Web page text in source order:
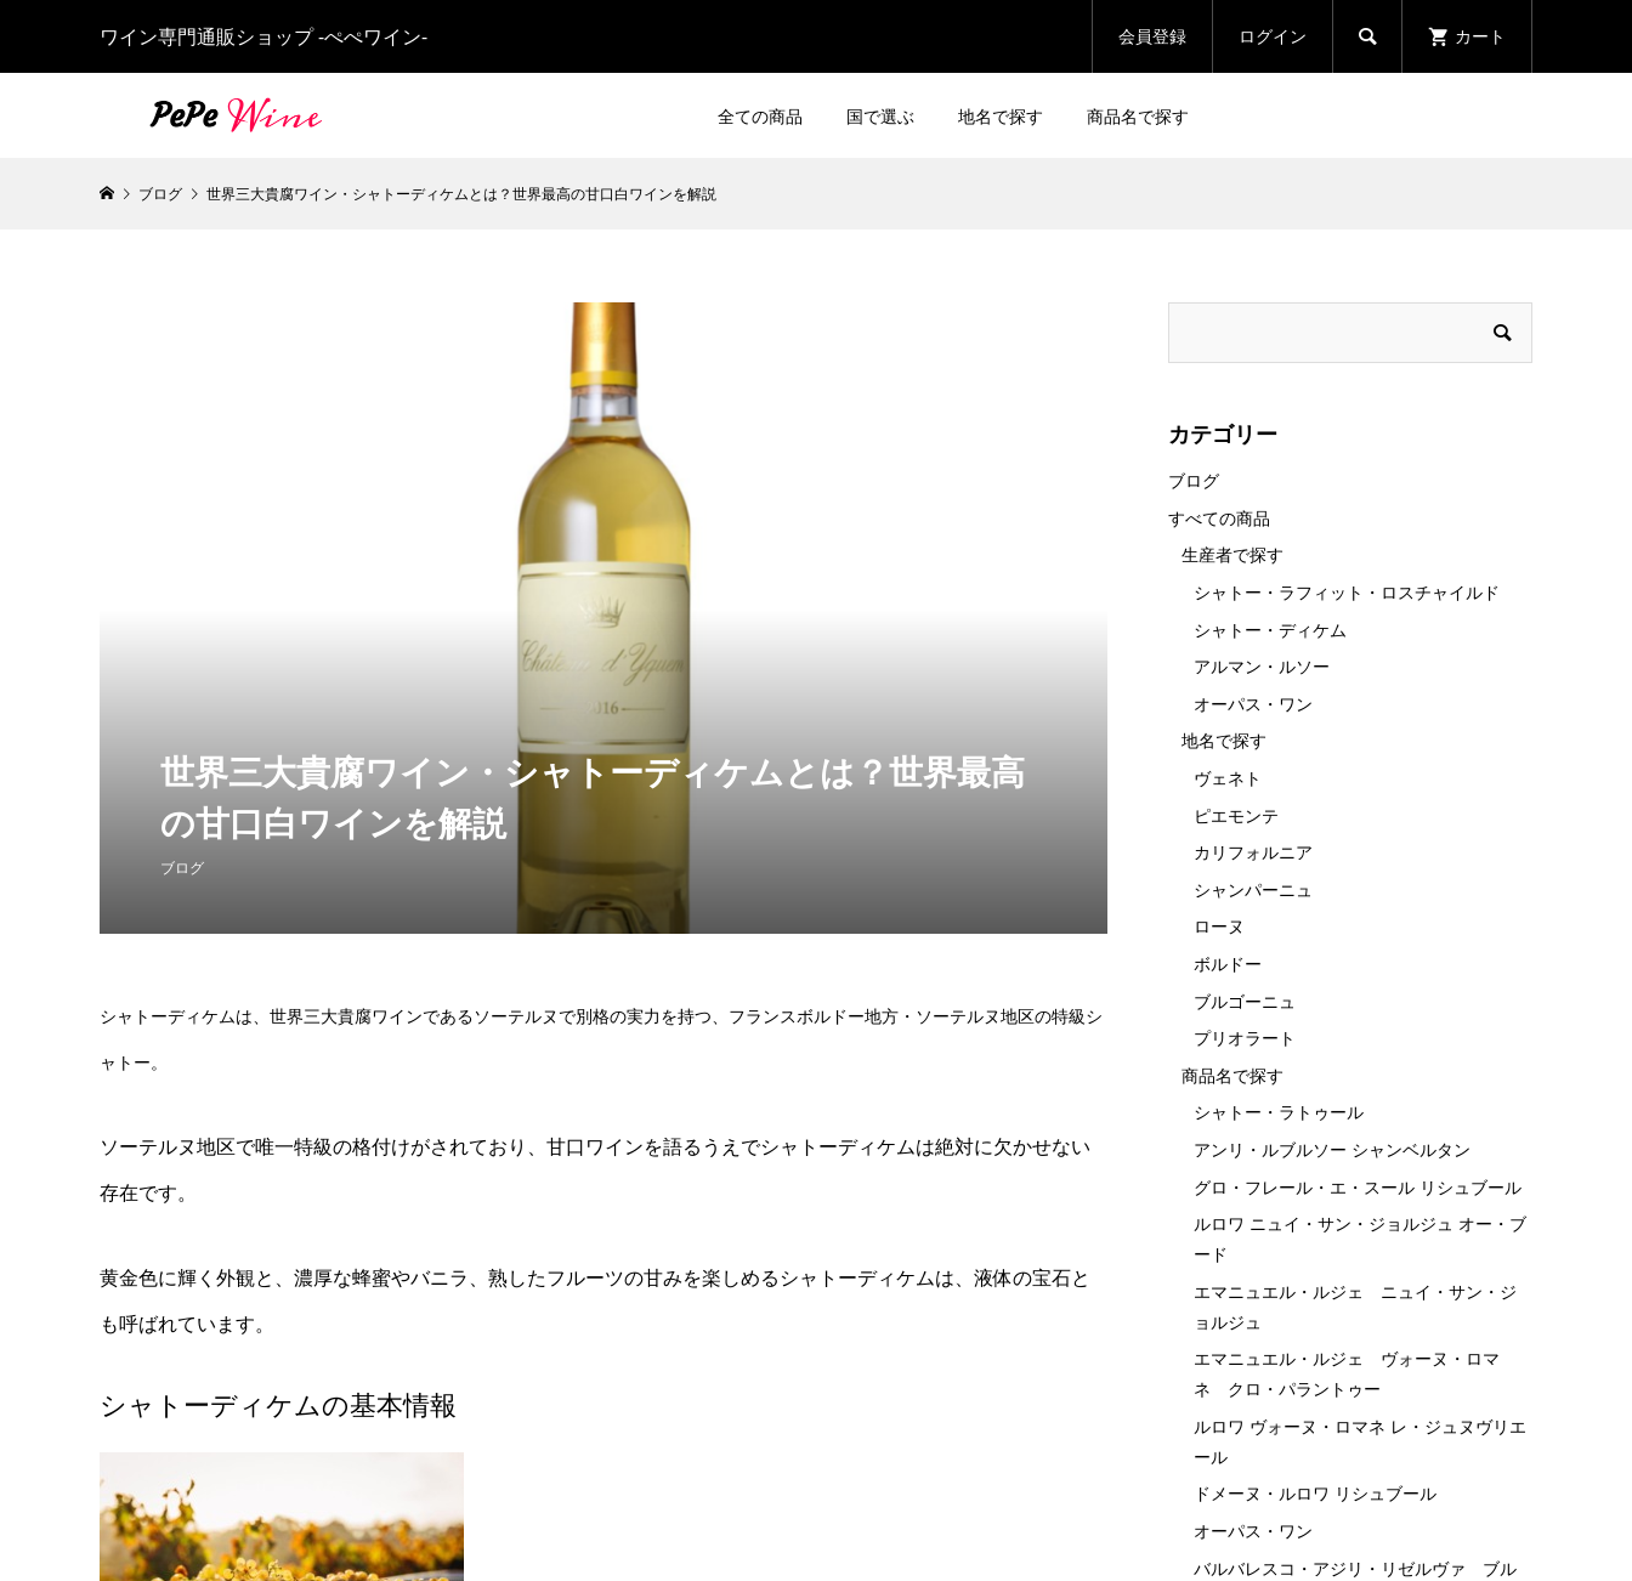
ワイン専門通販ショップ -ぺぺワイン- 会員登録 ログイン  カート
全ての商品 国で選ぶ 地名で探す 商品名で探す
（税込）
2015 DRC エシェゾー -
Echezeaux- 750ml ドメーヌ
ド ラ ロマネコンティ
¥275,000（税込）
2012 クロ・ド・ラ・ロシ
ュ・グラン・クリュ・キュヴ
ェ・ヴィエーユ・ヴィーニ...
¥170,000（税込）
ャンベルタン -Henri
Rebourseau Gevrey Cha...
（税込）
ブログ 世界三大貴腐ワイン・シャトーディケムとは？世界最高の甘口白ワインを解説
世界三大貴腐ワイン・シャトーディケムとは？世界最高
の甘口白ワインを解説
ブログ
シャトーディケムは、世界三大貴腐ワインであるソーテルヌで別格の実力を持つ、フランスボルドー地方・ソーテルヌ地区の特級シ
ャトー。
ソーテルヌ地区で唯一特級の格付けがされており、甘口ワインを語るうえでシャトーディケムは絶対に欠かせない
存在です。
黄金色に輝く外観と、濃厚な蜂蜜やバニラ、熟したフルーツの甘みを楽しめるシャトーディケムは、液体の宝石と
も呼ばれています。
シャトーディケムの基本情報
カテゴリー
ブログ
すべての商品
生産者で探す
シャトー・ラフィット・ロスチャイルド
シャトー・ディケム
アルマン・ルソー
オーパス・ワン
地名で探す
ヴェネト
ピエモンテ
カリフォルニア
シャンパーニュ
ローヌ
ボルドー
ブルゴーニュ
プリオラート
商品名で探す
シャトー・ラトゥール
アンリ・ルブルソー シャンベルタン
グロ・フレール・エ・スール リシュブール
ルロワ ニュイ・サン・ジョルジュ オー・ブ
ード
エマニュエル・ルジェ ニュイ・サン・ジ
ョルジュ
エマニュエル・ルジェ ヴォーヌ・ロマ
ネ クロ・パラントゥー
ルロワ ヴォーヌ・ロマネ レ・ジュヌヴリエ
ール
ドメーヌ・ルロワ リシュブール
オーパス・ワン
バルバレスコ・アジリ・リゼルヴァ ブル